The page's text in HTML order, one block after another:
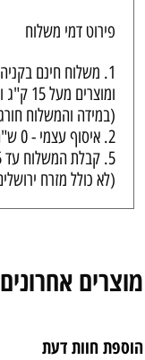
פירוט דמי משלוח
ומוצרים מעל 15 ק"ג ומוצרים בנפח
(במידה והמשלוח
2. איסוף עצמי - 0 ש"ח
(לא כולל מזרח
מוצרים
הוספת חוות דעת